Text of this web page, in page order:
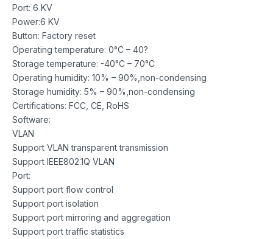
Port: 6 KV
Power:6 KV
Button: Factory reset
Operating temperature: 0°C – 40?
Storage temperature: -40°C – 70°C
Operating humidity: 10% – 90%,non-condensing
Storage humidity: 5% – 90%,non-condensing
Certifications: FCC, CE, RoHS
Software:
VLAN
Support VLAN transparent transmission
Support IEEE802.1Q VLAN
Port:
Support port flow control
Support port isolation
Support port mirroring and aggregation
Support port traffic statistics